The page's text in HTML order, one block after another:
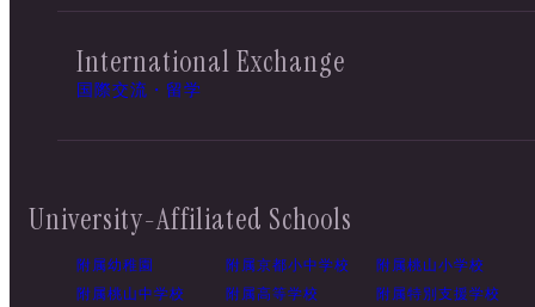
International Exchange
国際交流・留学
University-Affiliated Schools
附属幼稚園 附属京都小中学校
附属桃山小学校
附属桃山中学校
附属高等学校 附属特別支援学校